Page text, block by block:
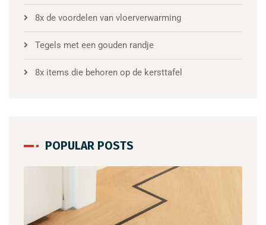
8x de voordelen van vloerverwarming
Tegels met een gouden randje
8x items die behoren op de kersttafel
POPULAR POSTS